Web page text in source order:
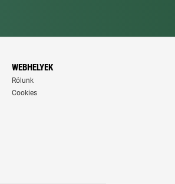
WEBHELYEK
Rólunk
Cookies